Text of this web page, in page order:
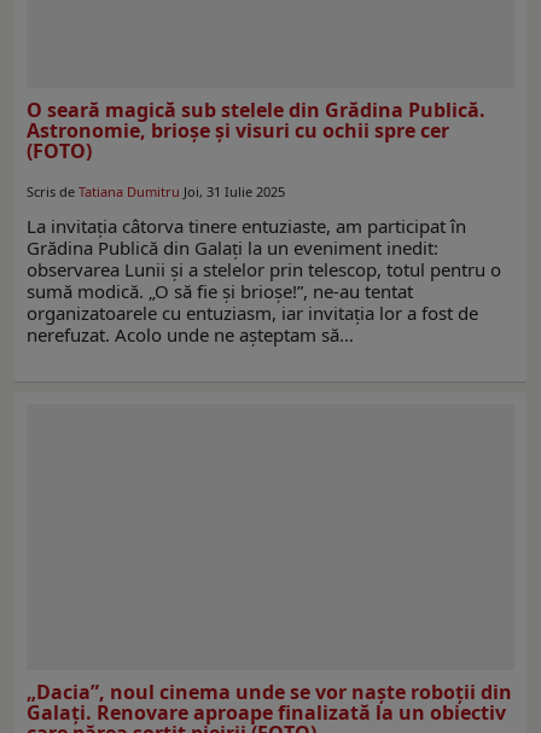
O seară magică sub stelele din Grădina Publică.
Astronomie, brioșe și visuri cu ochii spre cer
(FOTO)
Scris de Tatiana Dumitru Joi, 31 Iulie 2025
La invitația câtorva tinere entuziaste, am participat în
Grădina Publică din Galați la un eveniment inedit:
observarea Lunii și a stelelor prin telescop, totul pentru o
sumă modică. „O să fie și brioșe!”, ne-au tentat
organizatoarele cu entuziasm, iar invitația lor a fost de
nerefuzat. Acolo unde ne așteptam să…
„Dacia”, noul cinema unde se vor naște roboții din
Galați. Renovare aproape finalizată la un obiectiv